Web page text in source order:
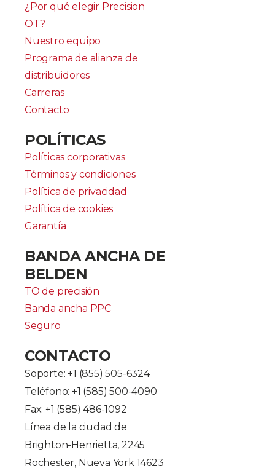
¿Por qué elegir Precision
OT?
Nuestro equipo
Programa de alianza de
distribuidores
Carreras
Contacto
POLÍTICAS
Políticas corporativas
Términos y condiciones
Política de privacidad
Política de cookies
Garantía
BANDA ANCHA DE
BELDEN
TO de precisión
Banda ancha PPC
Seguro
CONTACTO
Soporte: +1 (855) 505-6324
Teléfono: +1 (585) 500-4090
Fax: +1 (585) 486-1092
Línea de la ciudad de
Brighton-Henrietta, 2245
Rochester, Nueva York 14623